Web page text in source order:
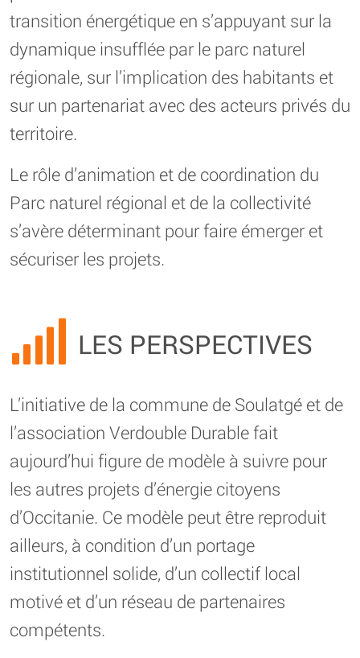
transition énergétique en s’appuyant sur la
dynamique insufflée par le parc naturel
régionale, sur l’implication des habitants et
sur un partenariat avec des acteurs privés du
territoire.
Le rôle d’animation et de coordination du
Parc naturel régional et de la collectivité
s’avère déterminant pour faire émerger et
sécuriser les projets.
LES PERSPECTIVES
L’initiative de la commune de Soulatgé et de
l’association Verdouble Durable fait
aujourd’hui figure de modèle à suivre pour
les autres projets d’énergie citoyens
d’Occitanie. Ce modèle peut être reproduit
ailleurs, à condition d’un portage
institutionnel solide, d’un collectif local
motivé et d’un réseau de partenaires
compétents.